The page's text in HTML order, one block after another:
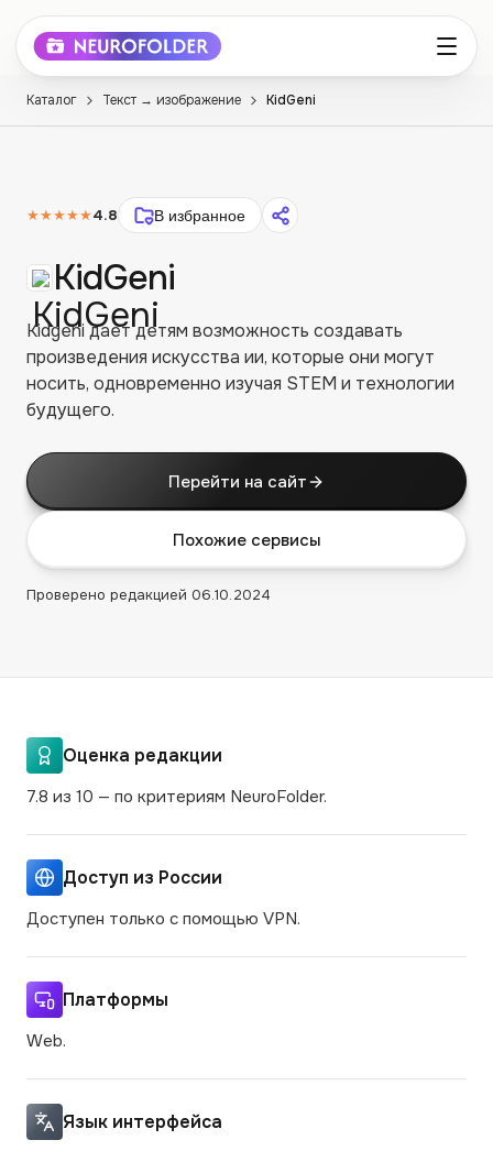
Каталог Текст → изображение KidGeni
★★★★★4.8 В избранное
KidGeni
Kidgeni дает детям возможность создавать
произведения искусства ии, которые они могут
носить, одновременно изучая STEM и технологии
будущего.
Перейти на сайт
Похожие сервисы
Проверено редакцией 06.10.2024
Оценка редакции
7.8 из 10 — по критериям NeuroFolder.
Доступ из России
Доступен только с помощью VPN.
Платформы
Web.
Язык интерфейса